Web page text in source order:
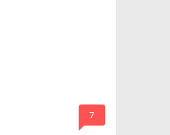
mode_comment
7